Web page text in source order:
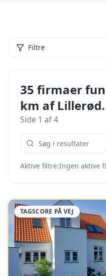
Filtre
35 firmaer
km af Lillerød.
Side 1 af4
Aktive filtre:Ingen aktive
TAGSCORE PÅ VEJ